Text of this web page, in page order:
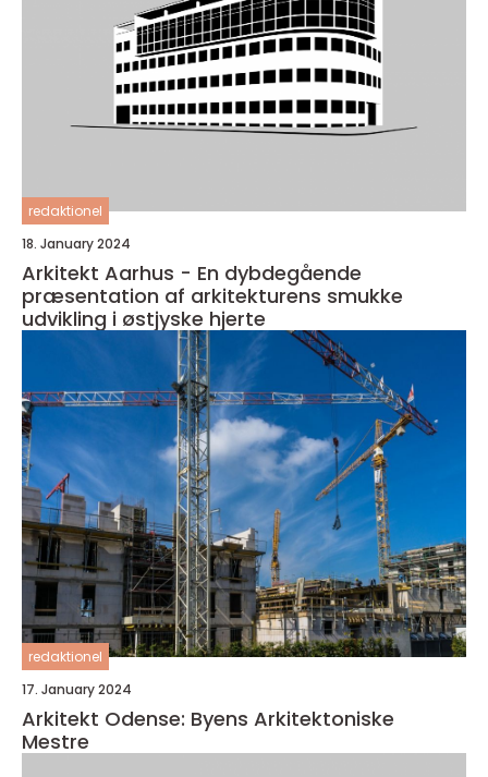
redaktionel
18. January 2024
Arkitekt Aarhus - En dybdegående
præsentation af arkitekturens smukke
udvikling i østjyske hjerte
redaktionel
17. January 2024
Arkitekt Odense: Byens Arkitektoniske
Mestre